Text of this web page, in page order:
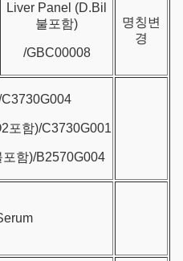
Liver Panel (D.Bil
불포함)
/GBC00008
명칭변
경
포함)/C3730G001
함)/B2570G004